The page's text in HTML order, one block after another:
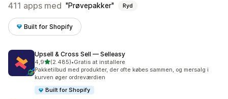
411 apps med Prøvepakker Ryd
Built for Shopify
Upsell & Cross Sell — Selleasy
4,9ud af 5 stjerner
(2.485)
2485 anmeldelser i alt
•Gratis at installere
Pakketilbud med produkter, der ofte købes sammen, og mersalg i
kurven øger ordreværdien
Built for Shopify